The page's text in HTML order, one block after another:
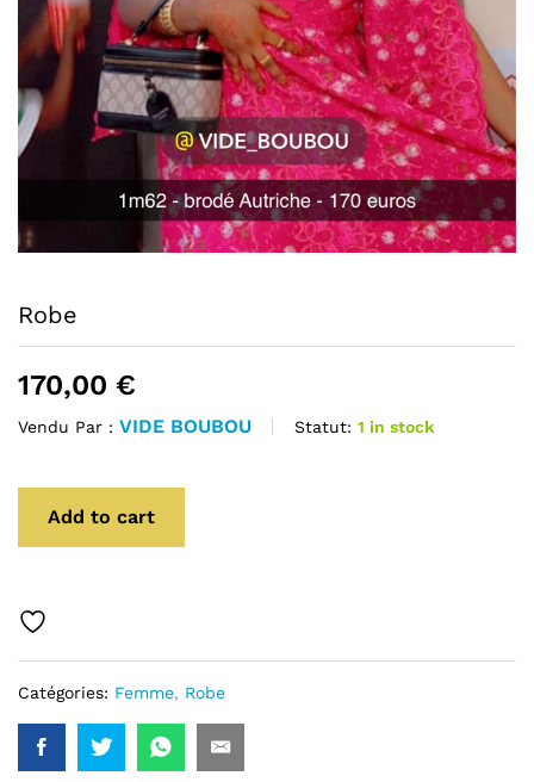
Robe
170,00 €
Vendu Par : VIDE BOUBOU Statut: 1 in stock
Add to cart
Catégories: Femme, Robe